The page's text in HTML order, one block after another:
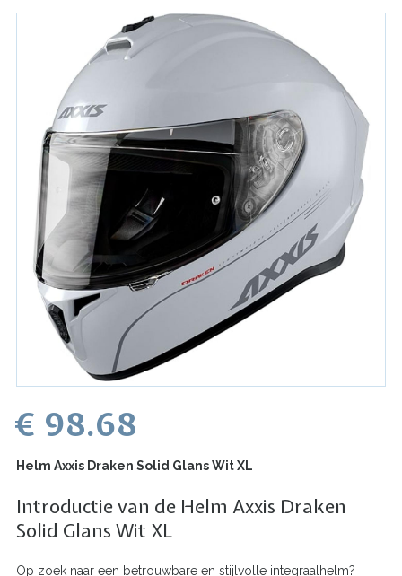
€ 98.68
Helm Axxis Draken Solid Glans Wit XL
Introductie van de Helm Axxis Draken
Solid Glans Wit XL
Op zoek naar een betrouwbare en stijlvolle integraalhelm?